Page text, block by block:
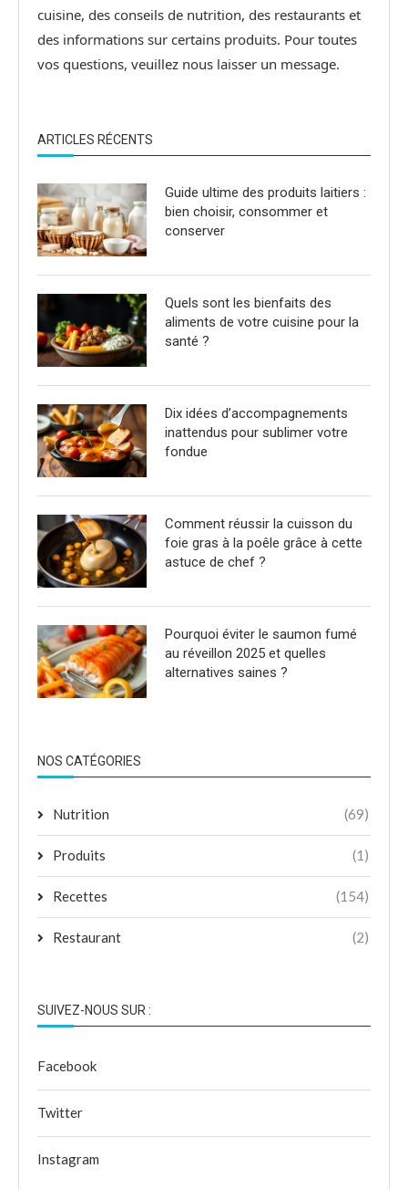
cuisine, des conseils de nutrition, des restaurants et
des informations sur certains produits. Pour toutes
vos questions, veuillez nous laisser un message.
ARTICLES RÉCENTS
Guide ultime des produits laitiers :
bien choisir, consommer et
conserver
Quels sont les bienfaits des
aliments de votre cuisine pour la
santé ?
Dix idées d’accompagnements
inattendus pour sublimer votre
fondue
Comment réussir la cuisson du
foie gras à la poêle grâce à cette
astuce de chef ?
Pourquoi éviter le saumon fumé
au réveillon 2025 et quelles
alternatives saines ?
NOS CATÉGORIES
Nutrition (69)
Produits (1)
Recettes (154)
Restaurant (2)
SUIVEZ-NOUS SUR :
Facebook
Twitter
Instagram